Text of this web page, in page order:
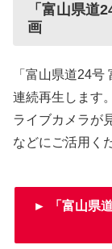
「富山県道
画
「富山県道24
連続再生します。
ライブカメラが
などにご活用く
► 「富山県